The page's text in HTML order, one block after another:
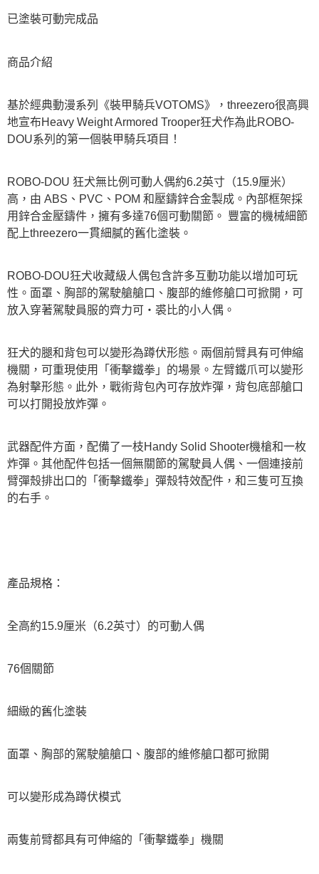
已塗裝可動完成品
商品介紹
基於經典動漫系列《裝甲騎兵VOTOMS》，threezero很高興
地宣布Heavy Weight Armored Trooper狂犬作為此ROBO-
DOU系列的第一個裝甲騎兵項目！
ROBO-DOU 狂犬無比例可動人偶約6.2英寸（15.9厘米）
高，由 ABS、PVC、POM 和壓鑄鋅合金製成。內部框架採
用鋅合金壓鑄件，擁有多達76個可動關節。 豐富的機械細節
配上threezero一貫細膩的舊化塗裝。
ROBO-DOU狂犬收藏級人偶包含許多互動功能以增加可玩
性。面罩、胸部的駕駛艙艙口、腹部的維修艙口可掀開，可
放入穿著駕駛員服的齊力可‧裘比的小人偶。
狂犬的腿和背包可以變形為蹲伏形態。兩個前臂具有可伸縮
機關，可重現使用「衝擊鐵拳」的場景。左臂鐵爪可以變形
為射擊形態。此外，戰術背包內可存放炸彈，背包底部艙口
可以打開投放炸彈。
武器配件方面，配備了一枝Handy Solid Shooter機槍和一枚
炸彈。其他配件包括一個無關節的駕駛員人偶、一個連接前
臂彈殼排出口的「衝擊鐵拳」彈殼特效配件，和三隻可互換
的右手。
產品規格：
全高約15.9厘米（6.2英寸）的可動人偶
76個關節
細緻的舊化塗裝
面罩、胸部的駕駛艙艙口、腹部的維修艙口都可掀開
可以變形成為蹲伏模式
兩隻前臂都具有可伸縮的「衝擊鐵拳」機關